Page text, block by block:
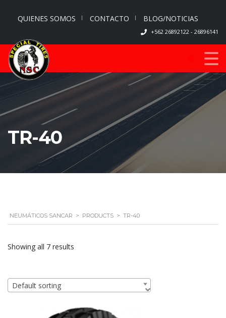
QUIENES SOMOS CONTACTO BLOG/NOTICIAS
+562 26892122 - 26896141
TR-40
NEUMÁTICOS SANCAR > PRODUCTS > TR-40
Showing all 7 results
Default sorting